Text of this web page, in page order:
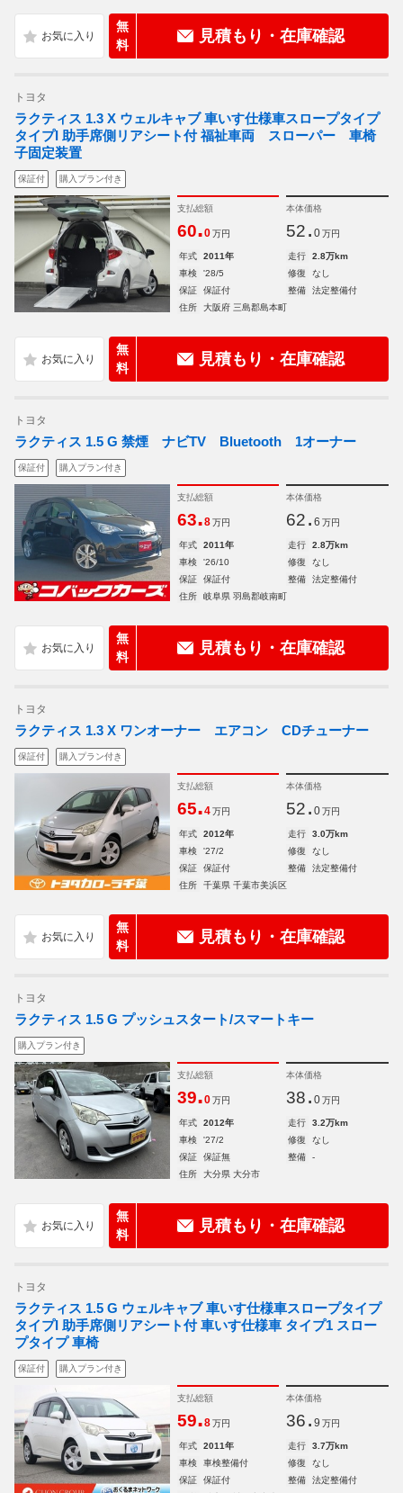
無
料
見積もり・在庫確認
トヨタ
ラクティス 1.3 X ウェルキャブ 車いす仕様車スロープタイプ
タイプI 助手席側リアシート付 福祉車両 スローパー 車椅
子固定装置
保証付 購入プラン付き
支払総額
60.0 万円
本体価格
52. 0 万円
年式 2011年 走行
2.8万km
車検
'28/5 修復
なし
保証
保証付 整備
法定整備付
住所
大阪府 三島郡島本町
無
料
見積もり・在庫確認
トヨタ
ラクティス 1.5 G 禁煙 ナビTV Bluetooth 1オーナー
保証付 購入プラン付き
支払総額
63.8 万円
本体価格
62. 6 万円
年式 2011年 走行
2.8万km
車検
'26/10 修復
なし
保証
保証付 整備
法定整備付
住所
岐阜県 羽島郡岐南町
無
料
見積もり・在庫確認
トヨタ
ラクティス 1.3 X ワンオーナー エアコン CDチューナー
保証付 購入プラン付き
支払総額
65.4 万円
本体価格
52. 0 万円
年式 2012年 走行
3.0万km
車検
'27/2 修復
なし
保証
保証付 整備
法定整備付
住所
千葉県 千葉市美浜区
無
料
見積もり・在庫確認
トヨタ
ラクティス 1.5 G プッシュスタート/スマートキー
購入プラン付き
支払総額
39.0 万円
本体価格
38. 0 万円
年式 2012年 走行
3.2万km
車検
'27/2 修復
なし
保証
保証無 整備
-
住所
大分県 大分市
無
料
見積もり・在庫確認
トヨタ
ラクティス 1.5 G ウェルキャブ 車いす仕様車スロープタイプ
タイプI 助手席側リアシート付 車いす仕様車 タイプ1 スロー
プタイプ 車椅
保証付 購入プラン付き
支払総額
59.8 万円
本体価格
36. 9 万円
年式 2011年 走行
3.7万km
車検
車検整備付 修復
なし
保証
保証付 整備
法定整備付